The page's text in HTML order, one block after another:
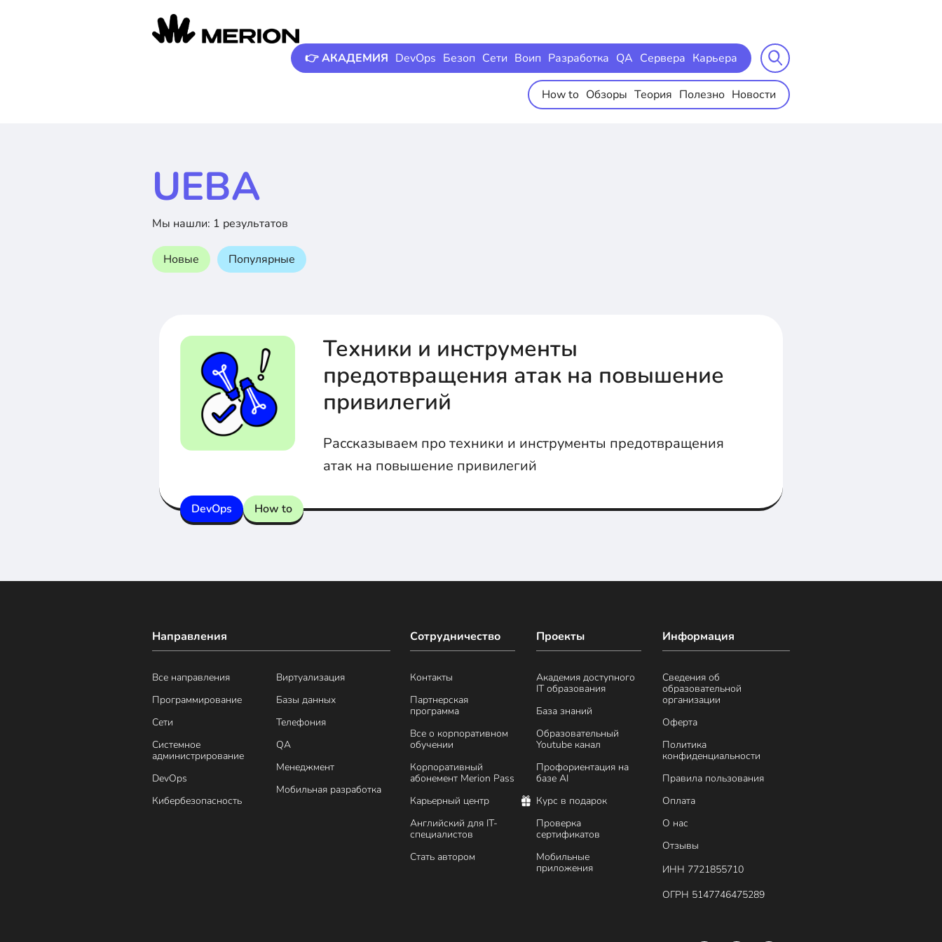
👉 АКАДЕМИЯ DevOps Безоп Сети Воип Разработка QA Сервера Карьера
How to Обзоры Теория Полезно Новости
UEBA
Мы нашли: 1 результатов
Новые Популярные
DevOps How to
Техники и инструменты
предотвращения атак на повышение
привилегий
Рассказываем про техники и инструменты предотвращения
атак на повышение привилегий
Направления
Все направления
Программирование
Сети
Системное
администрирование
DevOps
Кибербезопасность
Виртуализация
Базы данных
Телефония
QA
Менеджмент
Мобильная разработка
Сотрудничество
Контакты
Партнерская
программа
Все о корпоративном
обучении
Корпоративный
абонемент Merion Pass
Карьерный центр
Английский для IT-
специалистов
Стать автором
Проекты
Академия доступного
IT образования
База знаний
Образовательный
Youtube канал
Профориентация на
базе AI
Курс в подарок
Проверка
сертификатов
Мобильные
приложения
Информация
Сведения об
образовательной
организации
Оферта
Политика
конфиденциальности
Правила пользования
Оплата
О нас
Отзывы
ИНН 7721855710
ОГРН 5147746475289